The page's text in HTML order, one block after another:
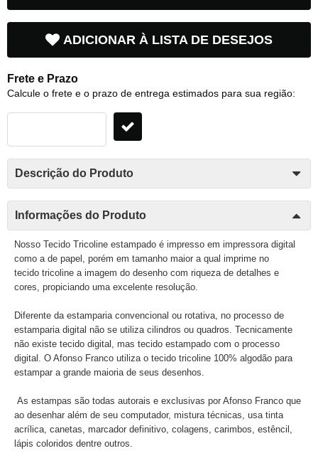
ADICIONAR À LISTA DE DESEJOS
Frete e Prazo
Calcule o frete e o prazo de entrega estimados para sua região:
Descrição do Produto
Informações do Produto
Nosso Tecido Tricoline estampado é impresso em impressora digital
como a de papel, porém em tamanho maior a qual imprime no
tecido tricoline a imagem do desenho com riqueza de detalhes e
cores, propiciando uma excelente resolução.
Diferente da estamparia convencional ou rotativa, no processo de
estamparia digital não se utiliza cilindros ou quadros. Tecnicamente
não existe tecido digital, mas tecido estampado com o processo
digital. O Afonso Franco utiliza o tecido tricoline 100% algodão para
estampar a grande maioria de seus desenhos.
As estampas são todas autorais e exclusivas por Afonso Franco que
ao desenhar além de seu computador, mistura técnicas, usa tinta
acrílica, canetas, marcador definitivo, colagens, carimbos, estêncil,
lápis coloridos dentre outros.